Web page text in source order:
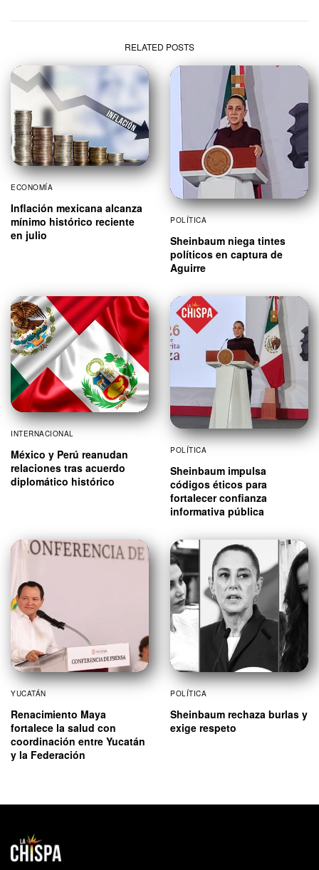
RELATED POSTS
ECONOMÍA
Inflación mexicana alcanza
mínimo histórico reciente
en julio
POLÍTICA
Sheinbaum niega tintes
políticos en captura de
Aguirre
INTERNACIONAL
México y Perú reanudan
relaciones tras acuerdo
diplomático histórico
POLÍTICA
Sheinbaum impulsa
códigos éticos para
fortalecer confianza
informativa pública
YUCATÁN
Renacimiento Maya
fortalece la salud con
coordinación entre Yucatán
y la Federación
POLÍTICA
Sheinbaum rechaza burlas y
exige respeto